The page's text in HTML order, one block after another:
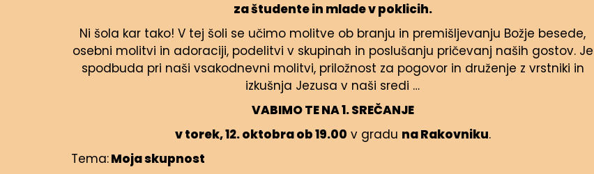
za študente in mlade v poklicih.
Ni šola kar tako! V tej šoli se učimo molitve ob branju in premišljevanju Božje besede,
osebni molitvi in adoraciji, podelitvi v skupinah in poslušanju pričevanj naših gostov. Je
spodbuda pri naši vsakodnevni molitvi, priložnost za pogovor in druženje z vrstniki in
izkušnja Jezusa v naši sredi …
VABIMO TE NA 1. SREČANJE
v torek, 12. oktobra ob 19.00 v gradu na Rakovniku.
Tema:Moja skupnost